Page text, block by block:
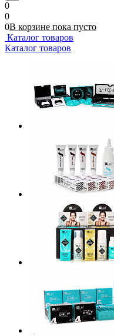
0
0
0В корзине пока пусто
Каталог товаров
Каталог товаров